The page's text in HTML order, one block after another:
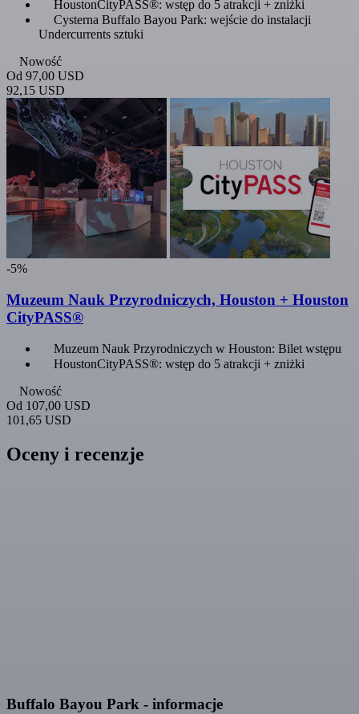
HoustonCityPASS®: wstęp do 5 atrakcji + zniżki
Cysterna Buffalo Bayou Park: wejście do instalacji
Undercurrents sztuki
Nowość
Od 97,00 USD
92,15 USD
-5%
Muzeum Nauk Przyrodniczych, Houston + Houston
CityPASS®
Muzeum Nauk Przyrodniczych w Houston: Bilet wstępu
HoustonCityPASS®: wstęp do 5 atrakcji + zniżki
Nowość
Od 107,00 USD
101,65 USD
Oceny i recenzje
Buffalo Bayou Park - informacje